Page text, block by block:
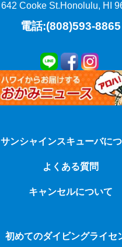
642 Cooke St.Honolulu, HI
電話:(808)593-8865
サンシャインスキューバに
よくある質問
キャンセルについて
初めてのダイビングライセ